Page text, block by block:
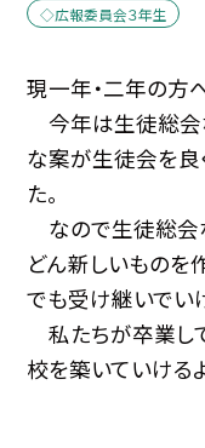
◇広報委員会３年生
現一年・二年の方
今年は生徒総会
な案が生徒会を良
た。
なので生徒総会
どん新しいものを
でも受け継いでい
私たちが卒業し
校を築いていける